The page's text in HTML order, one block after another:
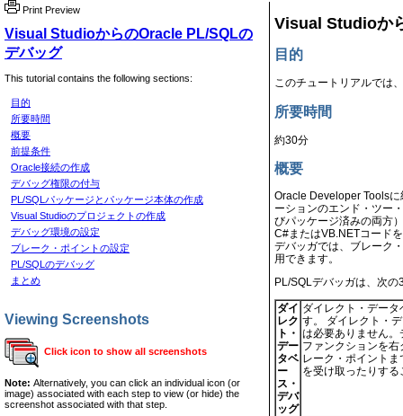
Print Preview
Visual StudioからのOracle PL/SQLの
デバッグ
This tutorial contains the following sections:
目的
所要時間
概要
前提条件
Oracle接続の作成
デバッグ権限の付与
PL/SQLパッケージとパッケージ本体の作成
Visual Studioのプロジェクトの作成
デバッグ環境の設定
ブレーク・ポイントの設定
PL/SQLのデバッグ
まとめ
Viewing Screenshots
Click icon to show all screenshots
Note: Alternatively, you can click an individual icon (or
image) associated with each step to view (or hide) the
screenshot associated with that step.
Visual Studioか
目的
このチュートリアルでは
所要時間
約30分
概要
Oracle Developer Tools
ーションのエンド・ツー
びパッケージ済みの両方
C#またはVB.NETコード
デバッガでは、ブレーク
用できます。
PL/SQLデバッガは、次
ダイ
レク
ト・
デー
タベ
ー
ス・
デバ
ッグ
ダイレクト・デー
す。 ダイレクト・
は必要ありません
ファンクションを
レーク・ポイント
を受け取ったりす